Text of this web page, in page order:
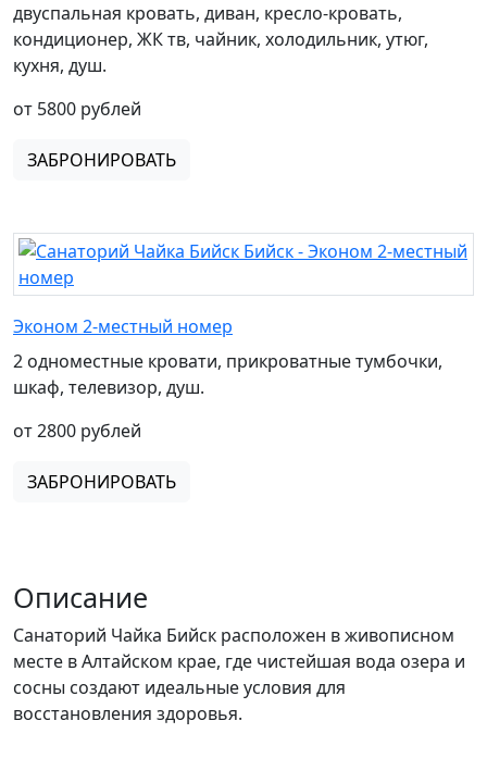
двуспальная кровать, диван, кресло-кровать,
кондиционер, ЖК тв, чайник, холодильник, утюг,
кухня, душ.
от 5800 рублей
ЗАБРОНИРОВАТЬ
Эконом 2-местный номер
2 одноместные кровати, прикроватные тумбочки,
шкаф, телевизор, душ.
от 2800 рублей
ЗАБРОНИРОВАТЬ
Описание
Санаторий Чайка Бийск расположен в живописном
месте в Алтайском крае, где чистейшая вода озера и
сосны создают идеальные условия для
восстановления здоровья.